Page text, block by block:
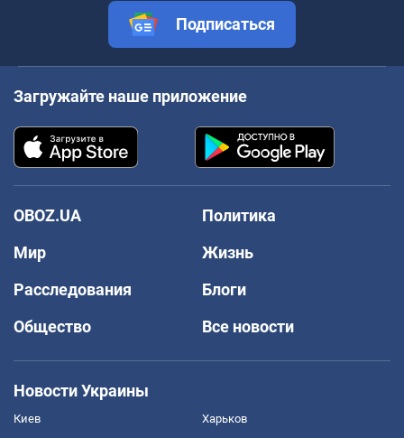
Подписаться
Загружайте наше приложение
OBOZ.UA
Политика
Мир
Жизнь
Расследования
Блоги
Общество
Все новости
Новости Украины
Киев Харьков